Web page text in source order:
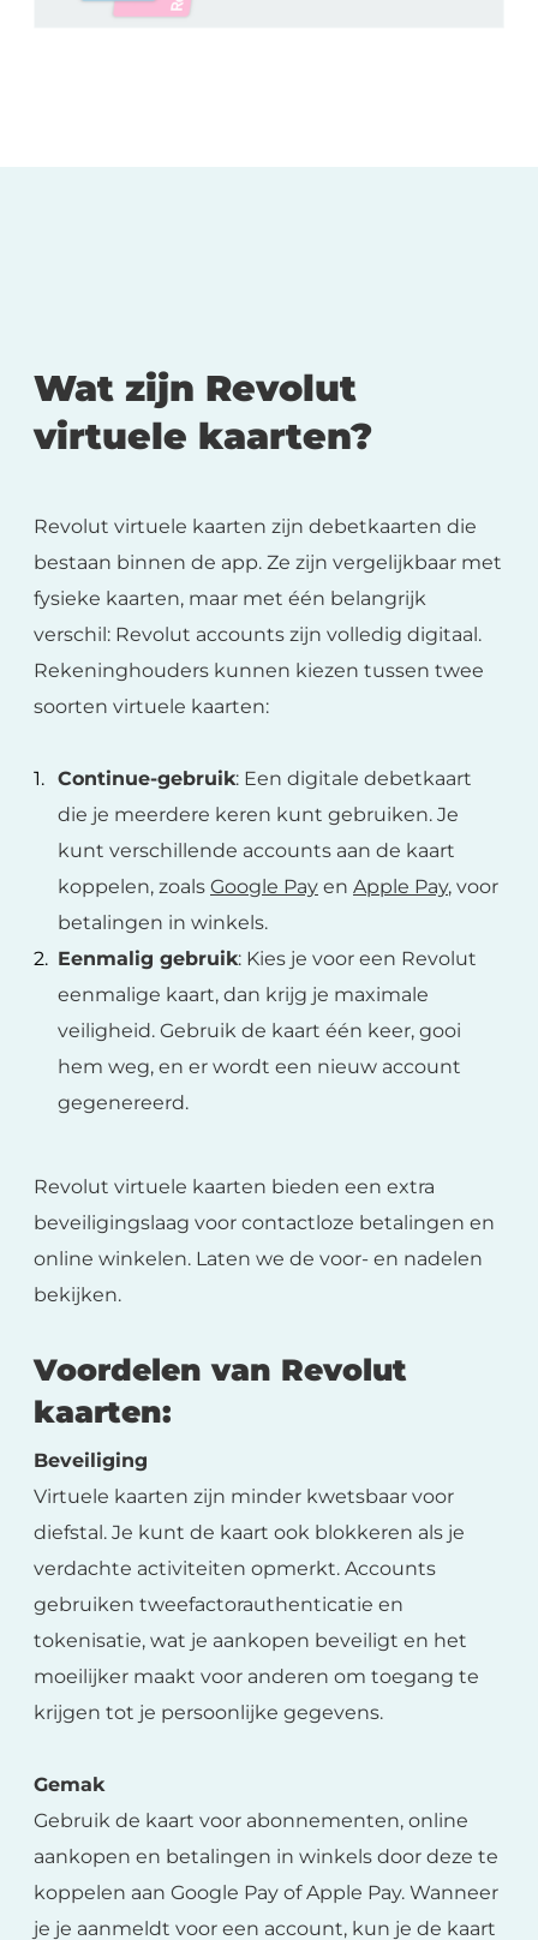
Wat zijn Revolut
virtuele kaarten?
Revolut virtuele kaarten zijn debetkaarten die
bestaan binnen de app. Ze zijn vergelijkbaar met
fysieke kaarten, maar met één belangrijk
verschil: Revolut accounts zijn volledig digitaal.
Rekeninghouders kunnen kiezen tussen twee
soorten virtuele kaarten:
Continue-gebruik: Een digitale debetkaart
die je meerdere keren kunt gebruiken. Je
kunt verschillende accounts aan de kaart
koppelen, zoals Google Pay en Apple Pay, voor
betalingen in winkels.
Eenmalig gebruik: Kies je voor een Revolut
eenmalige kaart, dan krijg je maximale
veiligheid. Gebruik de kaart één keer, gooi
hem weg, en er wordt een nieuw account
gegenereerd.
Revolut virtuele kaarten bieden een extra
beveiligingslaag voor contactloze betalingen en
online winkelen. Laten we de voor- en nadelen
bekijken.
Voordelen van Revolut
kaarten:
Beveiliging
Virtuele kaarten zijn minder kwetsbaar voor
diefstal. Je kunt de kaart ook blokkeren als je
verdachte activiteiten opmerkt. Accounts
gebruiken tweefactorauthenticatie en
tokenisatie, wat je aankopen beveiligt en het
moeilijker maakt voor anderen om toegang te
krijgen tot je persoonlijke gegevens.
Gemak
Gebruik de kaart voor abonnementen, online
aankopen en betalingen in winkels door deze te
koppelen aan Google Pay of Apple Pay. Wanneer
je je aanmeldt voor een account, kun je de kaart